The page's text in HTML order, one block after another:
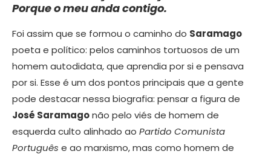
Porque o meu anda contigo.
Foi assim que se formou o caminho do Saramago
poeta e político: pelos caminhos tortuosos de um
homem autodidata, que aprendia por si e pensava
por si. Esse é um dos pontos principais que a gente
pode destacar nessa biografia: pensar a figura de
José Saramagonão pelo viés de homem de
esquerda culto alinhado ao Partido Comunista
Português e ao marxismo, mas como homem de